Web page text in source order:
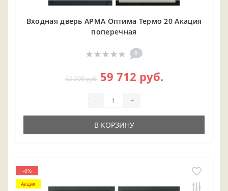
Входная дверь АРМА Оптима Термо 20 Акация
поперечная
0
62 200 руб. 59 712 руб.
- +
В КОРЗИНУ
-0%
Акция